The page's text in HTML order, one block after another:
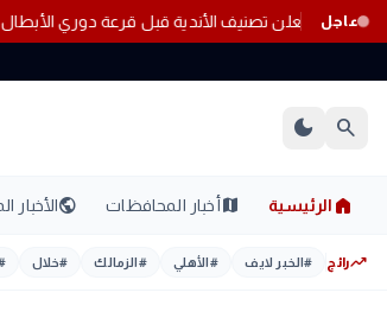
عاجل الوهميةكاف يعلن تصنيف الأندية قبل قرعة
search
dark_mode
home الرئيسية mapأخبار المحافظات publicالأخبار
trending_upرائج #الخبر لايف #الأهلي #الزمالك #خلال